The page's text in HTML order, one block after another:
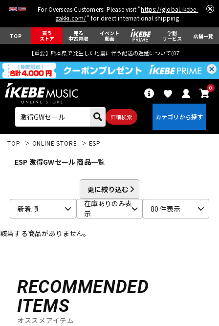
For Overseas Customers: Please visit "https://global.ikebe-
gakki.com/" for direct international shipping.
TOP 買う
ストア
売る
中古買取
イベント
動画
学割
サービス 店舗一覧
【重要】熊本県で発生した地震に伴う配送の遅延について(07月29日
詳細検索
0
エレキギター アコギ/エレアコ
ベース
キーボード
TOP ONLINE STORE ESP
ESP 激得GWセール 商品一覧
更に絞り込む
新着順
在庫ありのみ表
示
80 件表示
該当する商品がありません。
RECOMMENDED
ITEMS
オススメアイテム